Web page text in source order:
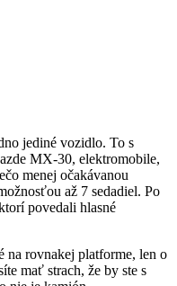
jediné vozidlo. To s
MX-30, elektromobile,
menej očakávanou
až 7 sedadiel. Po
povedali hlasné
na rovnakej platforme, len o
mať strach, že by ste s